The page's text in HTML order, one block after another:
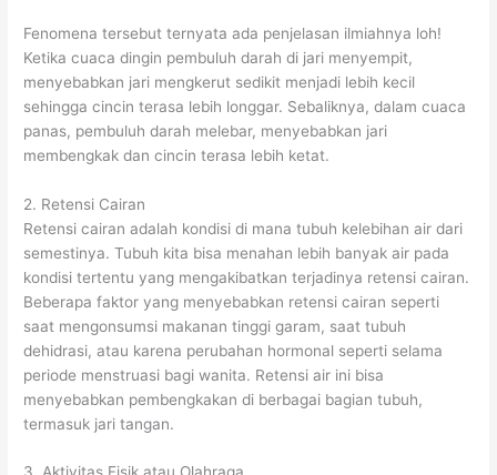
Fenomena tersebut ternyata ada penjelasan ilmiahnya loh!
Ketika cuaca dingin pembuluh darah di jari menyempit,
menyebabkan jari mengkerut sedikit menjadi lebih kecil
sehingga cincin terasa lebih longgar. Sebaliknya, dalam cuaca
panas, pembuluh darah melebar, menyebabkan jari
membengkak dan cincin terasa lebih ketat.
2. Retensi Cairan
Retensi cairan adalah kondisi di mana tubuh kelebihan air dari
semestinya. Tubuh kita bisa menahan lebih banyak air pada
kondisi tertentu yang mengakibatkan terjadinya retensi cairan.
Beberapa faktor yang menyebabkan retensi cairan seperti
saat mengonsumsi makanan tinggi garam, saat tubuh
dehidrasi, atau karena perubahan hormonal seperti selama
periode menstruasi bagi wanita. Retensi air ini bisa
menyebabkan pembengkakan di berbagai bagian tubuh,
termasuk jari tangan.